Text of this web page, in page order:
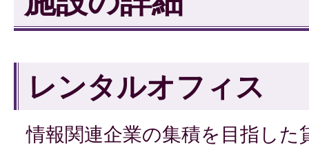
レンタルオフィス
情報関連企業の集積を目指し